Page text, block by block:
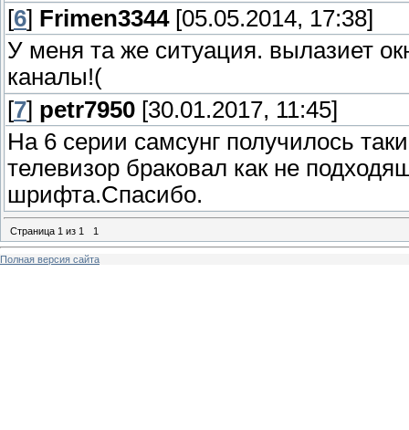
[6] Frimen3344[05.05.2014, 17:38]
У меня та же ситуация. вылазиет
каналы!(
[7] petr7950 [30.01.2017, 11:45]
На 6 серии самсунг получилось
телевизор браковал как не
шрифта.Спасибо.
Страница 1 из 1 1
Полная версия сайта